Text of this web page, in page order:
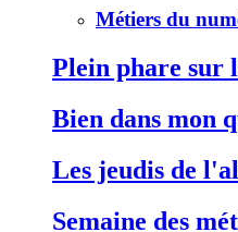
Métiers du
Plein phare sur
Bien dans mon
Les jeudis de
Semaine des